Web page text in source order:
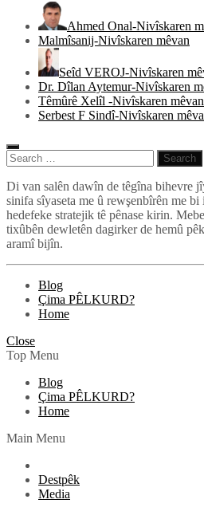
Ahmed Onal-Nivîskaren
Malmîsanij-Nivîskaren mêvan
Seîd VEROJ-Nivîskaren
Dr. Dîlan Aytemur-Nivîskaren
Têmûrê Xelîl -Nivîskaren mêvan
Serbest F Sindî-Nivîskaren
Search
for:
Pêlkurd
Di van salên dawîn de têgîna bihevre
sinifa sîyaseta me û rewşenbîrên me
hedefeke stratejik tê pênase kirin.
tixûbên dewletên dagirker de hemû
aramî bijîn.
Blog
Çima PÊLKURD?
Home
Close
Top Menu
Blog
Çima PÊLKURD?
Home
Main Menu
Destpêk
Media